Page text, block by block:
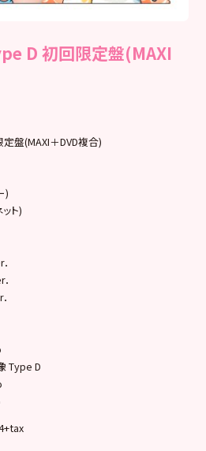
D 初回限定盤(MAXI
盤(MAXI＋DVD複合)
)
ト)
Type D